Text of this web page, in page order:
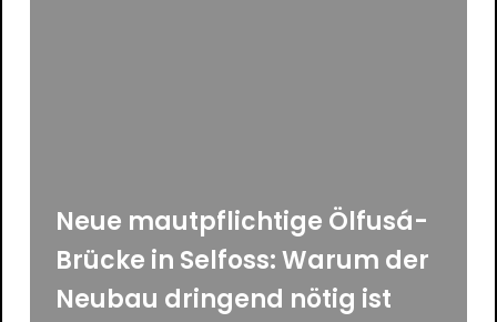
Neue mautpflichtige Ölfusá-
Brücke in Selfoss: Warum der
Neubau dringend nötig ist